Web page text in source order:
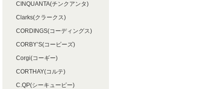
CINQUANTA(チンクアンタ)
Clarks(クラークス)
CORDINGS(コーディングス)
CORBY’S(コービーズ)
Corgi(コーギー)
CORTHAY(コルテ)
C.QP(シーキューピー)